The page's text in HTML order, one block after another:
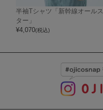
半袖Tシャツ「新幹線オールス
ター」
¥4,070(税込)